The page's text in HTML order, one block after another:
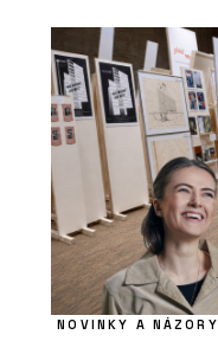
NOVINKY A NÁZORY